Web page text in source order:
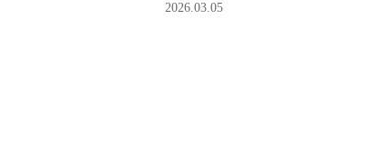
2026.03.05